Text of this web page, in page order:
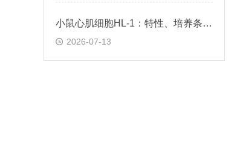
小鼠心肌细胞HL-1：特性、培养条件与科研应用场景解析
2026-07-13